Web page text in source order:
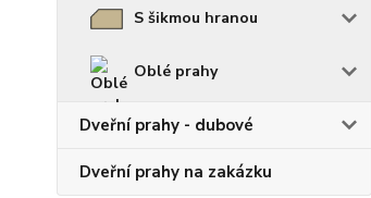
S šikmou hranou
Oblé prahy
Dveřní prahy - dubové
Dveřní prahy na zakázku